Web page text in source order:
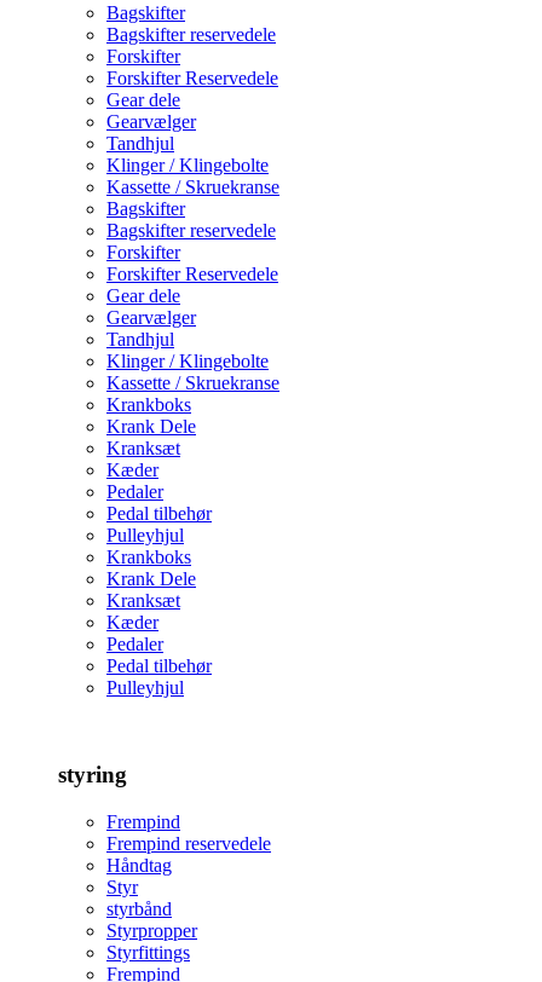
Bagskifter
Bagskifter reservedele
Forskifter
Forskifter Reservedele
Gear dele
Gearvælger
Tandhjul
Klinger / Klingebolte
Kassette / Skruekranse
Bagskifter
Bagskifter reservedele
Forskifter
Forskifter Reservedele
Gear dele
Gearvælger
Tandhjul
Klinger / Klingebolte
Kassette / Skruekranse
Krankboks
Krank Dele
Kranksæt
Kæder
Pedaler
Pedal tilbehør
Pulleyhjul
Krankboks
Krank Dele
Kranksæt
Kæder
Pedaler
Pedal tilbehør
Pulleyhjul
styring
Frempind
Frempind reservedele
Håndtag
Styr
styrbånd
Styrpropper
Styrfittings
Frempind